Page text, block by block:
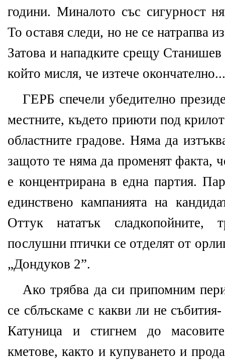
години. Миналото със сигурност
То оставя следи, но не се натрапва
Затова и нападките срещу Станишев
който мисля, че изтече
ГЕРБ спечели убедително
местните, където приюти под
областните градове. Няма да
защото те няма да променят факта,
е концентрирана в една партия.
единствено кампанията на
Оттук нататък сладкопойните,
послушни птички се отделят от
„Дондуков 2”.
Ако трябва да си припомним
се сблъскаме с какви ли не
Катуница и стигнем до
кметове, както и купуването и